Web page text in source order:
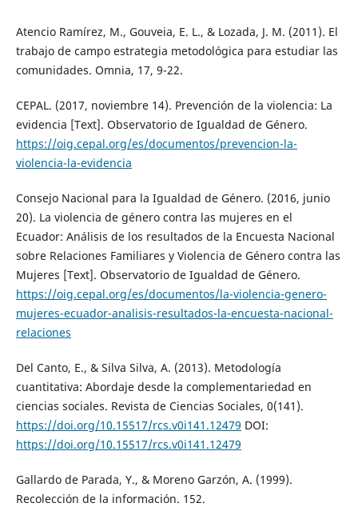
Atencio Ramírez, M., Gouveia, E. L., & Lozada, J. M. (2011). El
trabajo de campo estrategia metodológica para estudiar las
comunidades. Omnia, 17, 9-22.
CEPAL. (2017, noviembre 14). Prevención de la violencia: La
evidencia [Text]. Observatorio de Igualdad de Género.
https://oig.cepal.org/es/documentos/prevencion-la-
violencia-la-evidencia
Consejo Nacional para la Igualdad de Género. (2016, junio
20). La violencia de género contra las mujeres en el
Ecuador: Análisis de los resultados de la Encuesta Nacional
sobre Relaciones Familiares y Violencia de Género contra las
Mujeres [Text]. Observatorio de Igualdad de Género.
https://oig.cepal.org/es/documentos/la-violencia-genero-
mujeres-ecuador-analisis-resultados-la-encuesta-nacional-
relaciones
Del Canto, E., & Silva Silva, A. (2013). Metodología
cuantitativa: Abordaje desde la complementariedad en
ciencias sociales. Revista de Ciencias Sociales, 0(141).
https://doi.org/10.15517/rcs.v0i141.12479 DOI:
https://doi.org/10.15517/rcs.v0i141.12479
Gallardo de Parada, Y., & Moreno Garzón, A. (1999).
Recolección de la información. 152.